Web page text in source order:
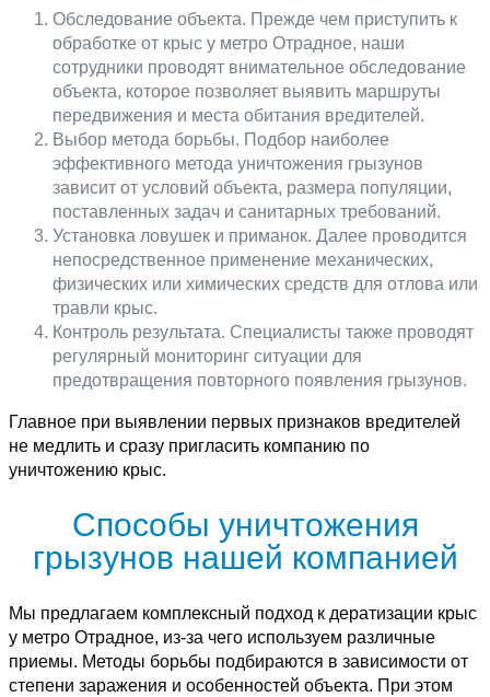
Обследование объекта. Прежде чем приступить к
обработке от крыс у метро Отрадное, наши
сотрудники проводят внимательное обследование
объекта, которое позволяет выявить маршруты
передвижения и места обитания вредителей.
Выбор метода борьбы. Подбор наиболее
эффективного метода уничтожения грызунов
зависит от условий объекта, размера популяции,
поставленных задач и санитарных требований.
Установка ловушек и приманок. Далее проводится
непосредственное применение механических,
физических или химических средств для отлова или
травли крыс.
Контроль результата. Специалисты также проводят
регулярный мониторинг ситуации для
предотвращения повторного появления грызунов.
Главное при выявлении первых признаков вредителей
не медлить и сразу пригласить компанию по
уничтожению крыс.
Способы уничтожения
грызунов нашей компанией
Мы предлагаем комплексный подход к дератизации крыс
у метро Отрадное, из-за чего используем различные
приемы. Методы борьбы подбираются в зависимости от
степени заражения и особенностей объекта. При этом